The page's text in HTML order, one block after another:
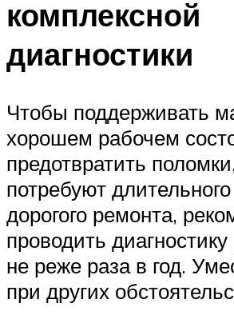
комплексной
диагностики
Чтобы поддерживать
хорошем рабочем
предотвратить
потребуют
дорогого ремонта,
проводить
не реже раза в год.
при других